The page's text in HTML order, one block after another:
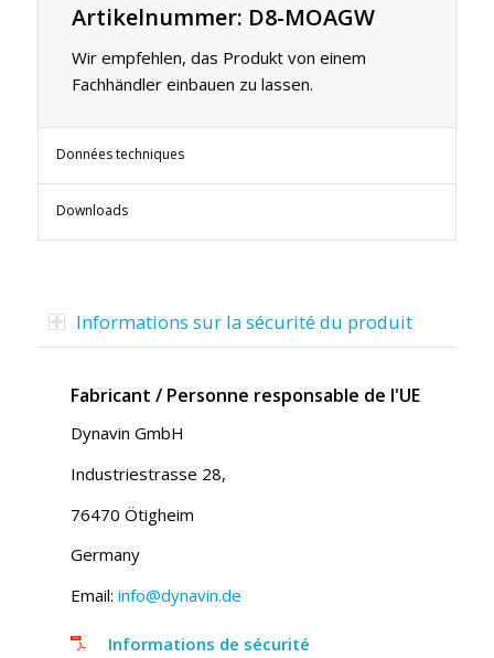
Artikelnummer: D8-MOAGW
Wir empfehlen, das Produkt von einem
Fachhändler einbauen zu lassen.
Données techniques
Downloads
Informations sur la sécurité du produit
Fabricant / Personne responsable de l'UE
Dynavin GmbH
Industriestrasse 28,
76470 Ötigheim
Germany
Email: info@dynavin.de
Informations de sécurité